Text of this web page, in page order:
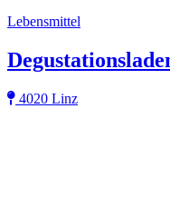
Lebensmittel
4020 Linz